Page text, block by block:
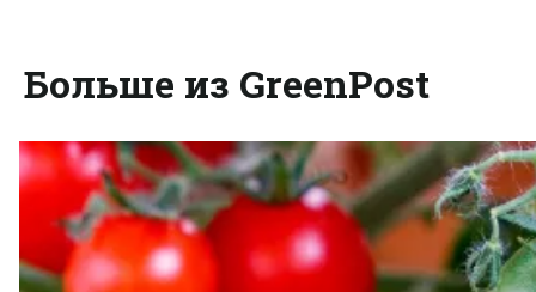
Больше из GreenPost